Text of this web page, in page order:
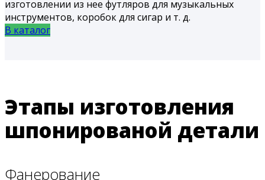
изготовлении из нее футляров для музыкальных
инструментов, коробок для сигар и т. д.
В каталог
Этапы изготовления
шпонированой детали
Фанерование